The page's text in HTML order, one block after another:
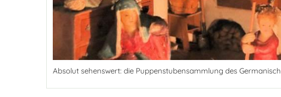
Absolut sehenswert: die Puppenstubensammlung des